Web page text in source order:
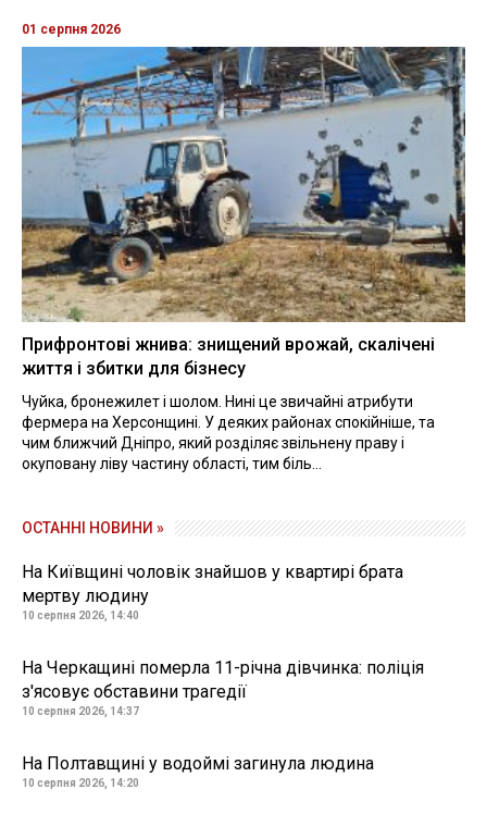
01 серпня 2026
Прифронтові жнива: знищений врожай, скалічені
життя і збитки для бізнесу
Чуйка, бронежилет і шолом. Нині це звичайні атрибути
фермера на Херсонщині. У деяких районах спокійніше, та
чим ближчий Дніпро, який розділяє звільнену праву і
окуповану ліву частину області, тим біль...
ОСТАННІ НОВИНИ »
На Київщині чоловік знайшов у квартирі брата
мертву людину
10 серпня 2026, 14:40
На Черкащині померла 11-річна дівчинка: поліція
з'ясовує обставини трагедії
10 серпня 2026, 14:37
На Полтавщині у водоймі загинула людина
10 серпня 2026, 14:20